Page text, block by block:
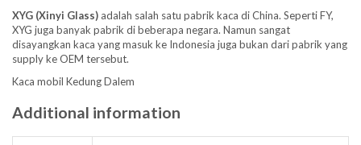
XYG (Xinyi Glass) adalah salah satu pabrik kaca di China. Seperti FY,
XYG juga banyak pabrik di beberapa negara. Namun sangat
disayangkan kaca yang masuk ke Indonesia juga bukan dari pabrik yang
supply ke OEM tersebut.
Kaca mobil Kedung Dalem
Additional information